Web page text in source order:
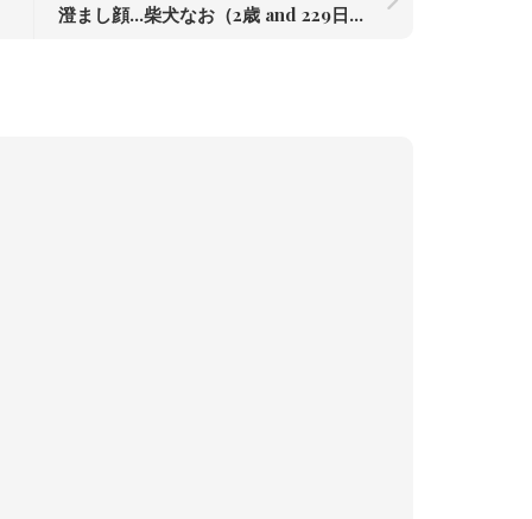
澄まし顔…柴犬なお（2歳 and 229日）